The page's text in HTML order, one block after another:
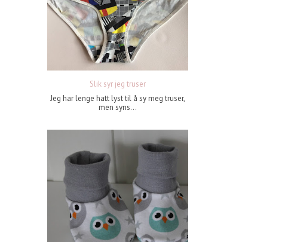
Slik syr jeg truser
Jeg har lenge hatt lyst til å sy meg truser,
men syns...